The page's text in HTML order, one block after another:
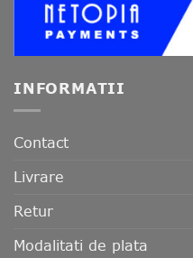
INFORMATII
Contact
Livrare
Retur
Modalitati de plata